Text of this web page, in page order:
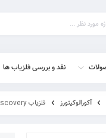
نقد و بررسی فلزیاب ها
آکورالوکیتورز فلزیاب Discovery دیسکاوری